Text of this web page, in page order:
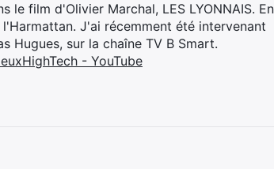
le film d'Olivier Marchal, LES LYONNAIS. En
J'ai récemment été intervenant
Hugues, sur la chaîne TV B Smart.
- YouTube